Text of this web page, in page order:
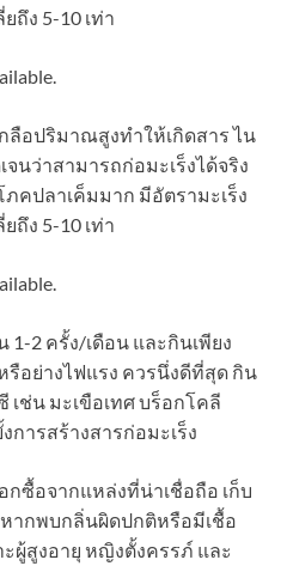
ถึง 5-10 เท่า
ลือปริมาณสูงทำให้เกิดสาร ไน
นว่าสามารถก่อมะเร็งได้จริง
คปลาเค็มมาก มีอัตรามะเร็ง
ถึง 5-10 เท่า
1-2 ครั้ง/เดือน และกินเพียง
รือย่างไฟแรง ควรนึ่งดีที่สุด กิน
ช่น มะเขือเทศ บร็อกโคลี
ารสร้างสารก่อมะเร็ง
กซื้อจากแหล่งที่น่าเชื่อถือ เก็บ
ากพบกลิ่นผิดปกติหรือมีเชื้อ
ผู้สูงอายุ หญิงตั้งครรภ์ และ